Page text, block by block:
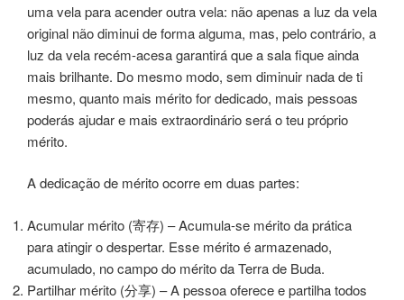
uma vela para acender outra vela: não apenas a luz da vela
original não diminui de forma alguma, mas, pelo contrário, a
luz da vela recém-acesa garantirá que a sala fique ainda
mais brilhante. Do mesmo modo, sem diminuir nada de ti
mesmo, quanto mais mérito for dedicado, mais pessoas
poderás ajudar e mais extraordinário será o teu próprio
mérito.
A dedicação de mérito ocorre em duas partes:
Acumular mérito (寄存) – Acumula-se mérito da prática
para atingir o despertar. Esse mérito é armazenado,
acumulado, no campo do mérito da Terra de Buda.
Partilhar mérito (分享) – A pessoa oferece e partilha todos